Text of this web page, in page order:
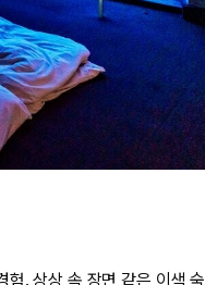
. 상상 속 장면 같은 이색 숙